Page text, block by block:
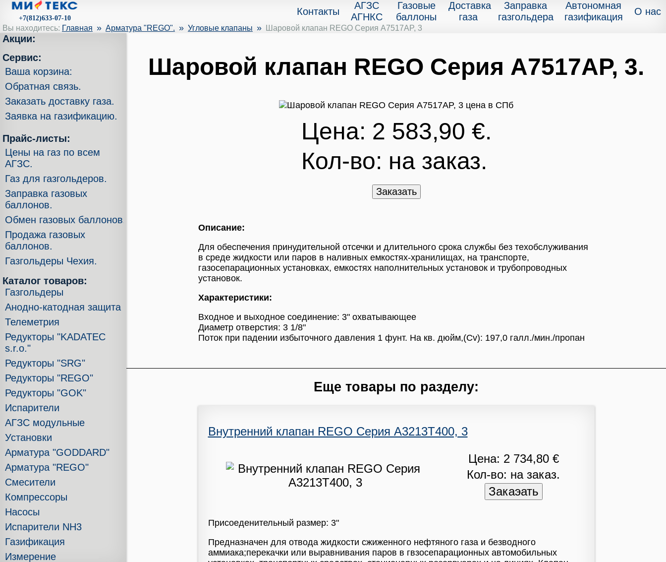
+7(812)633-07-10
Контакты
АГЗС
АГНКС
Газовые
баллоны
Доставка
газа
Заправка
газгольдера
Автономная
газификация
О нас
Вы находитесь: Главная » Арматура "REGO". » Угловые клапаны » Шаровой клапан REGO Серия A7517AP, 3
Шаровой клапан REGO Серия A7517AP, 3.
Цена: 2 583,90 €.
Кол-во: на заказ.
Описание:
Для обеспечения принудительной отсечки и длительного срока службы без техобслуживания
в среде жидкости или паров в наливных емкостях-хранилищах, на транспорте,
газосепарационных установках, емкостях наполнительных установок и трубопроводных
установок.
Характеристики:
Входное и выходное соединение: 3" охватывающее
Диаметр отверстия: 3 1/8"
Поток при падении избыточного давления 1 фунт. На кв. дюйм,(Cv): 197,0 галл./мин./пропан
Еще товары по разделу:
Внутренний клапан REGO Серия A3213T400, 3
Цена: 2 734,80 €
Кол-во: на заказ.
Присоеденительный размер: 3"
Предназначен для отвода жидкости сжиженного нефтяного газа и безводного
аммиака;перекачки или выравнивания паров в гвзосепарационных автомобильных
Акции:
Сервис:
Ваша корзина:
Обратная связь.
Заказать доставку газа.
Заявка на газификацию.
Прайс-листы:
Цены на газ по всем
АГЗС.
Газ для газгольдеров.
Заправка газовых
баллонов.
Обмен газовых баллонов.
Продажа газовых
баллонов.
Газгольдеры Чехия.
Каталог товаров:
Газгольдеры
Анодно-катодная защита
Телеметрия
Редукторы "KADATEC
s.r.o."
Редукторы "SRG"
Редукторы "REGO"
Редукторы "GOK"
Испарители
АГЗС модульные
Установки
Арматура "GODDARD"
Арматура "REGO"
Смесители
Компрессоры
Насосы
Испарители NH3
Газификация
Измерение